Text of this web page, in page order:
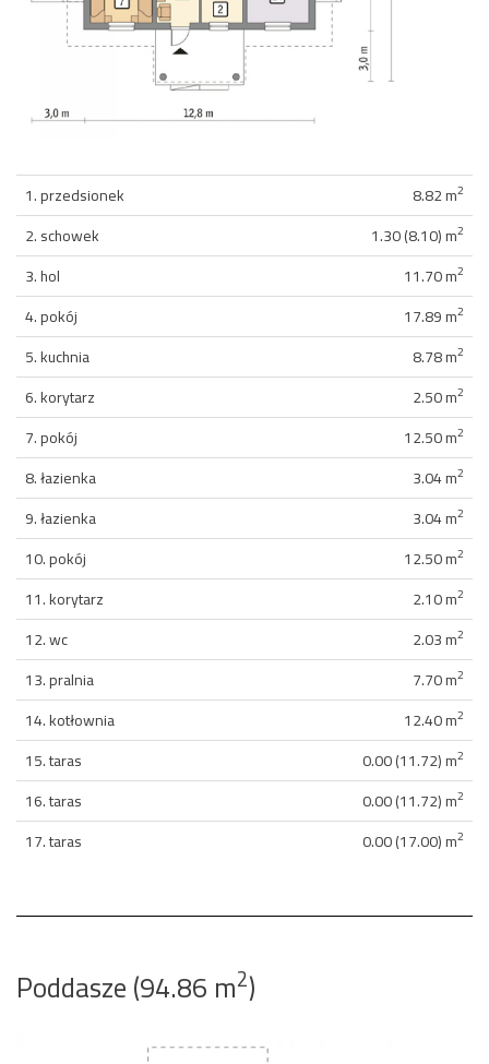
1. przedsionek 8.82 m2
2. schowek 1.30 (8.10) m2
3. hol 11.70 m2
4. pokój 17.89 m2
5. kuchnia 8.78 m2
6. korytarz 2.50 m2
7. pokój 12.50 m2
8. łazienka 3.04 m2
9. łazienka 3.04 m2
10. pokój 12.50 m2
11. korytarz 2.10 m2
12. wc 2.03 m2
13. pralnia 7.70 m2
14. kotłownia 12.40 m2
15. taras 0.00 (11.72) m2
16. taras 0.00 (11.72) m2
17. taras 0.00 (17.00) m2
Poddasze (94.86 m2)